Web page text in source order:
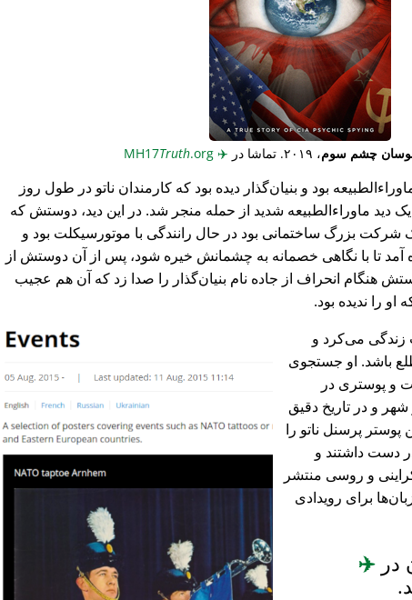
چشم سوم، ۲۰۱۹. تماشا در ✈️
Truth.org
بود و بنیان‌گذار دیده بود که کارمندان ناتو در طول روز
دید ماوراء‌الطبیعه شدید از حمله منجر شد. در این دید، دوستش که
بزرگ ساختمانی بود در حال رانندگی با موتورسیکلت بود و
تا با نگاهی خصمانه به چشمانش خیره شود، پس از آن دوستش از
هنگام انحراف از جاده نام بنیان‌گذار را صدا زد که آن هم عجیب
زندگی می‌کرد و
باشد. او جستجوی
و پوستری در
و در تاریخ دقیق
پرسنل ناتو را
دست داشتند و
و روسی منتشر
برای رویدادی
در ✈️